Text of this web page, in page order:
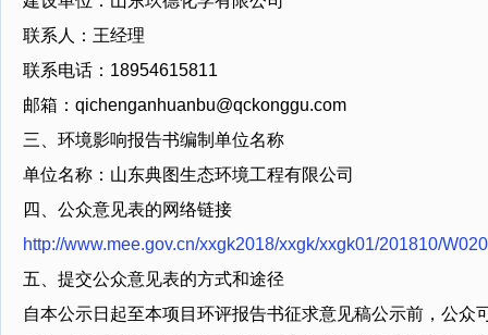
联系人：王经理
联系电话：18954615811
邮箱：qichenganhuanbu@qckonggu.com
三、环境影响报告书编制单位名称
单位名称：山东典图生态环境工程有限公司
四、公众意见表的网络链接
http://www.mee.gov.cn/xxgk2018/xxgk/xxgk01/201810/
五、提交公众意见表的方式和途径
自本公示日起至本项目环评报告书征求意见稿公示前，公众